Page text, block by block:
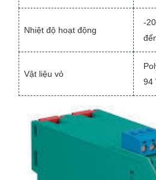
Nhiệt độ hoạt động
-
Vật liệu vỏ
94